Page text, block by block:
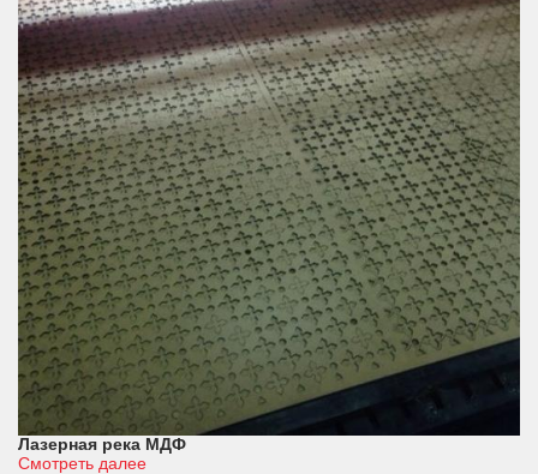
Лазерная река МДФ
Смотреть далее